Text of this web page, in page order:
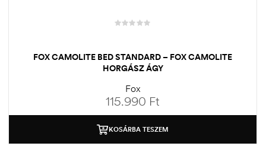
FOX CAMOLITE BED STANDARD – FOX CAMOLITE
HORGÁSZ ÁGY
Fox
115.990 Ft
KOSÁRBA TESZEM